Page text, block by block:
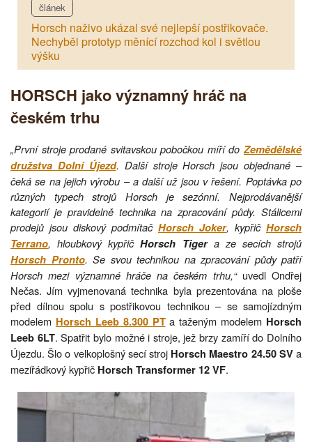
článek
Horsch naživo ukázal své nejlepší postřikovače.
Nechyběl prototyp měnící rozchod kol i světlou
výšku
HORSCH jako významný hráč na
českém trhu
„První stroje prodané svitavskou pobočkou míří do Zemědělské
družstva Dolní Újezd. Další stroje Horsch jsou objednané –
čeká se na jejich výrobu – a další už jsou v řešení. Poptávka po
různých typech strojů Horsch je sezónní. Nejprodávanější
kategorií je pravidelně technika na zpracování půdy. Stálicemi
prodejů jsou diskový podmítač Horsch Joker, kypřič Horsch
Terrano, hloubkový kypřičHorsch Tigera ze secích strojů
Horsch Pronto. Se svou technikou na zpracování půdy patří
Horsch mezi významné hráče na českém trhu,“uvedl Ondřej
Nečas. Jím vyjmenovaná technika byla prezentována na ploše
před dílnou spolu s postřikovou technikou – se samojízdným
modelem Horsch Leeb 8.300 PTa taženým modelem Horsch
Leeb 6LT. Spatřit bylo možné i stroje, jež brzy zamíří do Dolního
Újezdu. Šlo o velkoplošný secí stroj Horsch Maestro 24.50 SVa
meziřádkový kypřič Horsch Transformer 12 VF.